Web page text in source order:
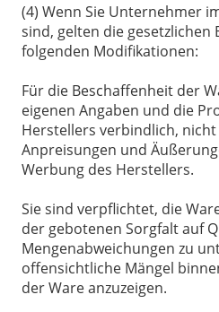
(4) Wenn Sie Unternehmer
sind, gelten die
folgenden Modifikationen:
Für die Beschaffenheit der
eigenen Angaben und die
Herstellers verbindlich,
Anpreisungen und
Werbung des Herstellers.
Sie sind verpflichtet, die
der gebotenen Sorgfalt auf
Mengenabweichungen zu
offensichtliche Mängel
der Ware anzuzeigen.